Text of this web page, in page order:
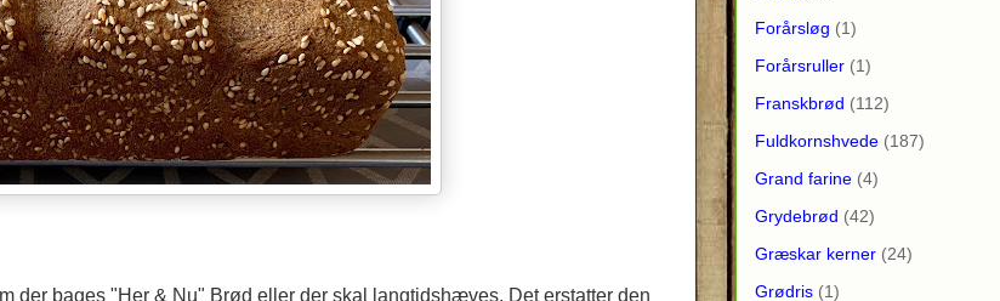
der bages "Her & Nu" Brød eller der skal langtidshæves. Det erstatter den
Forårsløg (1)
Forårsruller (1)
Franskbrød (112)
Fuldkornshvede (187)
Grand farine (4)
Grydebrød (42)
Græskar kerner (24)
Grødris (1)